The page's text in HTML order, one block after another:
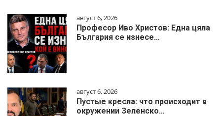
август 6, 2026
Професор Иво Христов: Една цяла
България се изнесе…
август 6, 2026
Пустые кресла: что происходит в
окружении Зеленско…